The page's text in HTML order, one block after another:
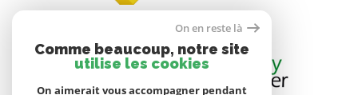
On en reste là
Comme beaucoup, notre site
utilise les cookies
On aimerait vous accompagner pendant